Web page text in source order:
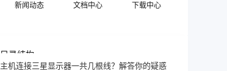
新闻动态 文档中心 下载中心
目录结构
主机连接三星显示器一共几根线？解答你的疑惑